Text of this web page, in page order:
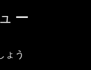
る ー
ょう